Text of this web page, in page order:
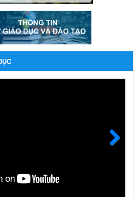
toán không dùng tiền mặt các
năm học 2023-2024 và các năm
không dùng tiền mặt các khoản
2023-2024 và các năm tiếp theo
trình "Tiếp sức đến trường" năm